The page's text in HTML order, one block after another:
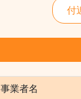
27-春
13-
15-
116-
付
事業者名